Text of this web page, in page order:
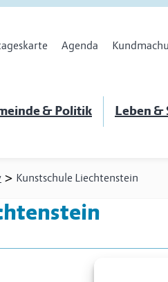
Agenda
& Politik Leben &
> Kunstschule Liechtenstein